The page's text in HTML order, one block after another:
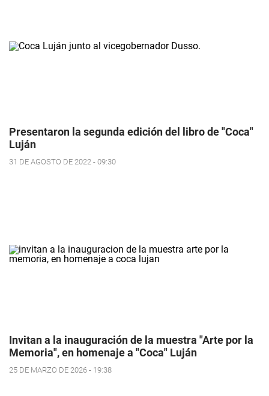
Presentaron la segunda edición del libro de "Coca"
Luján
31 DE AGOSTO DE 2022 - 09:30
Invitan a la inauguración de la muestra "Arte por la
Memoria", en homenaje a "Coca" Luján
25 DE MARZO DE 2026 - 19:38